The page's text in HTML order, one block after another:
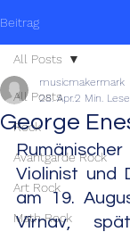
Beitrag
All Posts
Rock
Avantgarde Rock
Art Rock
Math Rock
All Posts
George
musicmakermark
28. Apr.2 Min.
Violinist und
am 19.
Vîrnav,